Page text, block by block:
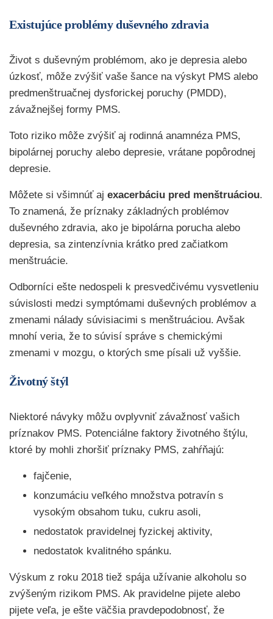
Existujúce problémy duševného zdravia
Život s duševným problémom, ako je depresia alebo
úzkosť, môže zvýšiť vaše šance na výskyt PMS alebo
predmenštruačnej dysforickej poruchy (PMDD),
závažnejšej formy PMS.
Toto riziko môže zvýšiť aj rodinná anamnéza PMS,
bipolárnej poruchy alebo depresie, vrátane popôrodnej
depresie.
Môžete si všimnúť aj exacerbáciu pred menštruáciou.
To znamená, že príznaky základných problémov
duševného zdravia, ako je bipolárna porucha alebo
depresia, sa zintenzívnia krátko pred začiatkom
menštruácie.
Odborníci ešte nedospeli k presvedčivému vysvetleniu
súvislosti medzi symptómami duševných problémov a
zmenami nálady súvisiacimi s menštruáciou. Avšak
mnohí veria, že to súvisí správe s chemickými
zmenami v mozgu, o ktorých sme písali už vyššie.
Životný štýl
Niektoré návyky môžu ovplyvniť závažnosť vašich
príznakov PMS. Potenciálne faktory životného štýlu,
ktoré by mohli zhoršiť príznaky PMS, zahŕňajú:
fajčenie,
konzumáciu veľkého množstva potravín s
vysokým obsahom tuku, cukru asoli,
nedostatok pravidelnej fyzickej aktivity,
nedostatok kvalitného spánku.
Výskum z roku 2018 tiež spája užívanie alkoholu so
zvýšeným rizikom PMS. Ak pravidelne pijete alebo
pijete veľa, je ešte väčšia pravdepodobnosť, že